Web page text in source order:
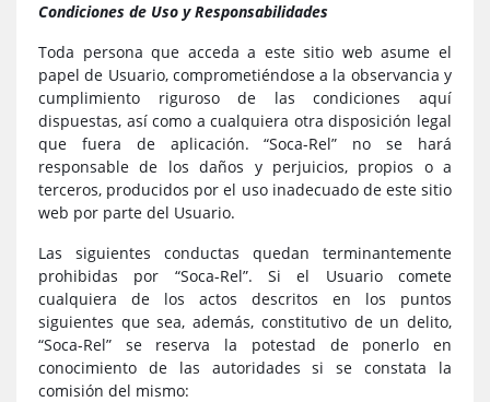
Condiciones de Uso y Responsabilidades
Toda persona que acceda a este sitio web asume el
papel de Usuario, comprometiéndose a la observancia y
cumplimiento riguroso de las condiciones aquí
dispuestas, así como a cualquiera otra disposición legal
que fuera de aplicación. “Soca-Rel” no se hará
responsable de los daños y perjuicios, propios o a
terceros, producidos por el uso inadecuado de este sitio
web por parte del Usuario.
Las siguientes conductas quedan terminantemente
prohibidas por “Soca-Rel”. Si el Usuario comete
cualquiera de los actos descritos en los puntos
siguientes que sea, además, constitutivo de un delito,
“Soca-Rel” se reserva la potestad de ponerlo en
conocimiento de las autoridades si se constata la
comisión del mismo: